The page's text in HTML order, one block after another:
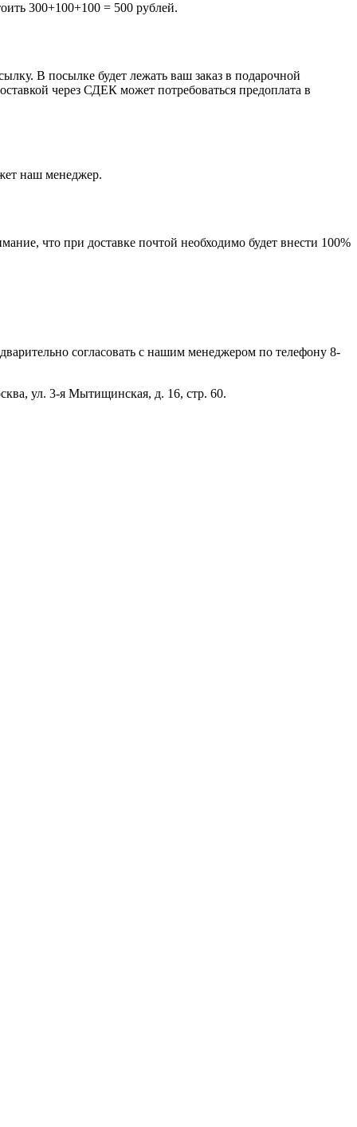
300+100+100 = 500 рублей.
В посылке будет лежать ваш заказ в подарочной
через СДЕК может потребоваться предоплата в
наш менеджер.
что при доставке почтой необходимо будет внести 100%
согласовать с нашим менеджером по телефону 8-
ул. 3-я Мытищинская, д. 16, стр. 60.